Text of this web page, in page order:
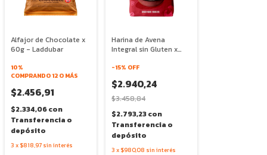
Alfajor de Chocolate x
60g - Laddubar
10%
COMPRANDO 12 O MÁS
$2.456,91
$2.334,06con
Transferencia o
depósito
3 x $818,97 sin interés
Harina de Avena
Integral sin Gluten x
-15% OFF
$2.940,24
$3.458,84
$2.793,23con
Transferencia o
depósito
3 x $980,08 sin interés